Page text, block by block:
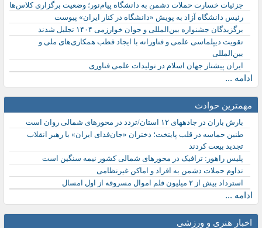
جزئیات خسارت حملات دشمن به دانشگاه پیام‌نور؛ وضعیت برگزاری کلاس‌ها
رئیس دانشگاه آزاد به پویش «دانشگاه در کنار ایران» پیوست
برگزیدگان جشنواره بین‌المللی و جوان خوارزمی ۱۴۰۴ تجلیل شدند
تقویت دیپلماسی علمی و فناورانه با ایجاد قطب همکاری‌های ملی و
بین‌المللی
ایران پیشتاز جهان اسلام در تولیدات علمی فناوری
ادامه ...
مهمترین حوادث
بارش باران در جادههای ۱۲ استان/تردد در محورهای شمالی روان است
طنین حماسه در قلب پایتخت؛ دختران «جان‌فدای ایران» با رهبر انقلاب
تجدید بیعت کردند
پلیس راهور: ترافیک در محورهای شمالی کشور نیمه سنگین است
تداوم حملات دشمن به افراد و اماکن غیرنظامی
استرداد بیش از ۲ میلیون قلم اموال مسروقه از اول امسال
ادامه ...
اخبار هنری و ورزشی